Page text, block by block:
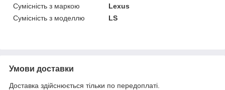
Сумісність з маркою
Lexus
Сумісність з моделлю
LS
Умови доставки
Доставка здійснюється тільки по передоплаті.